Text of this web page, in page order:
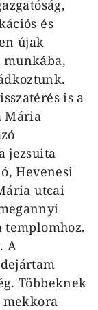
és
újak
is a
Mária
jezsuita
Hevenesi
utcai
templomhoz.
A
Többeknek